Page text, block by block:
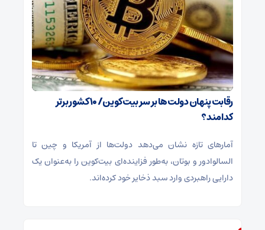
رقابت پنهان دولت‌ها بر سر بیت‌کوین/ ۱۰ کشور برتر
کدامند؟
آمارهای تازه نشان می‌دهد دولت‌ها از آمریکا و چین تا
السالوادور و بوتان، به‌طور فزاینده‌ای بیت‌کوین را به‌عنوان یک
دارایی راهبردی وارد سبد ذخایر خود کرده‌اند.